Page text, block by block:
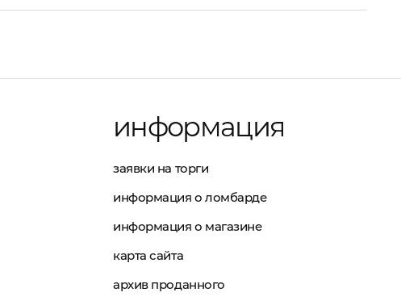
информация
заявки на торги
информация о ломбарде
информация о магазине
карта сайта
архив проданного